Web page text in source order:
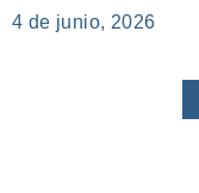
4 de junio, 2026